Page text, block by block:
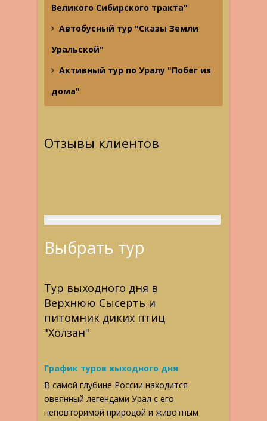
Великого Сибирского тракта"
Автобусный тур "Сказы Земли
Уральской"
Активный тур по Уралу "Побег из
дома"
Отзывы клиентов
Выбрать тур
Тур выходного дня в
Верхнюю Сысерть и
питомник диких птиц
"Холзан"
График туров выходного дня
В самой глубине России находится
овеянный легендами Урал с его
неповторимой природой и животным